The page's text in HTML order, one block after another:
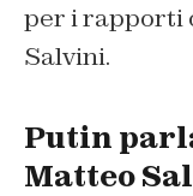
per i rapporti
Salvini.
Putin
Matteo